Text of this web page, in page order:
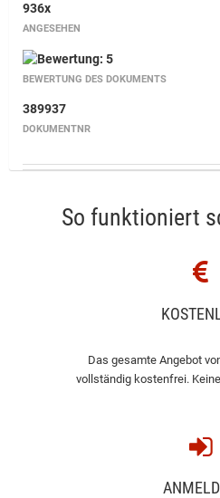
936x
ANGESEHEN
BEWERTUNG DES DOKUMENTS
389937
DOKUMENTNR
So funktioniert
Das gesamte Angebot
vollständig kostenfrei.